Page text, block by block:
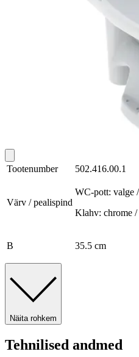
Tootenumber 502.416.00.1
Värv / pealispind
WC-pott: valge
Klahv: chrome
B 35.5 cm
Näita rohkem
Tehnilised andmed